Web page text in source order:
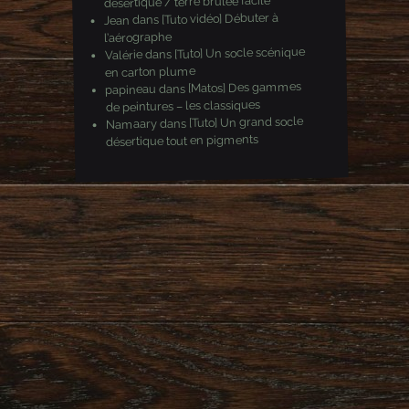
Jean dans [Tuto vidéo] Débuter à
l’aérographe
Valériedans [Tuto] Un socle scénique
en carton plume
papineau dans [Matos] Des gammes
de peintures – les classiques
Namaarydans [Tuto] Un grand socle
désertique tout en pigments